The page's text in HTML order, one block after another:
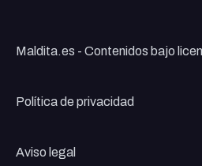
Maldita.es - Contenidos bajo
Política de privacidad
Aviso legal